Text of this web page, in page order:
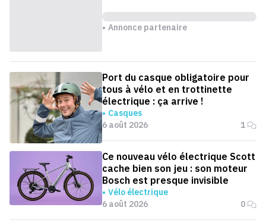
Annonce partenaire
Port du casque obligatoire pour
tous à vélo et en trottinette
électrique : ça arrive !
Casques
6 août 2026
1
Ce nouveau vélo électrique Scott
cache bien son jeu : son moteur
Bosch est presque invisible
Vélo électrique
6 août 2026
0